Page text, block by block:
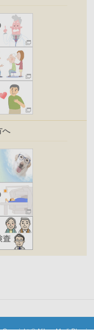
へ
Copyright © Nihon Medi-Physics